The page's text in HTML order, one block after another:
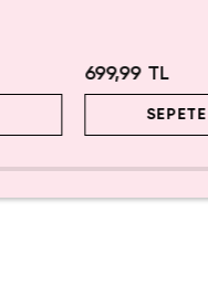
699,99 TL